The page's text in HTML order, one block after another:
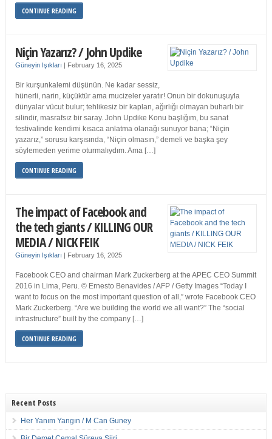
CONTINUE READING
Niçin Yazarız? / John Updike
Güneyin Işıkları | February 16, 2025
Bir kurşunkalemi düşünün. Ne kadar sessiz,
hünerli, narin, küçüktür ama mucizeler yaratır! Onun bir dokunuşuyla
dünyalar vücut bulur; tehlikesiz bir kaplan, ağırlığı olmayan buharlı bir
silindir, masrafsız bir saray. John Updike Konu başlığım, bu sanat
festivalinde kendimi kısaca anlatma olanağı sunuyor bana; “Niçin
yazarız,” sorusu karşısında, “Niçin olmasın,” demeli ve başka şey
söylemeden yerime oturmalıydım. Ama […]
CONTINUE READING
The impact of Facebook and
the tech giants / KILLING OUR
MEDIA / NICK FEIK
Güneyin Işıkları | February 16, 2025
Facebook CEO and chairman Mark Zuckerberg at the APEC CEO Summit
2016 in Lima, Peru. © Ernesto Benavides / AFP / Getty Images “Today I
want to focus on the most important question of all,” wrote Facebook CEO
Mark Zuckerberg. “Are we building the world we all want?” The “social
infrastructure” built by the company […]
CONTINUE READING
Recent Posts
Her Yanım Yangın / M Can Guney